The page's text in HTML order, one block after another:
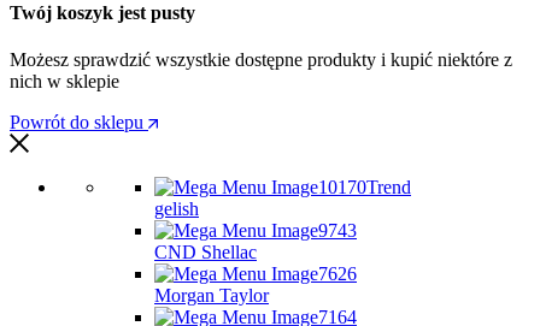
Twój koszyk jest pusty
Możesz sprawdzić wszystkie dostępne produkty i kupić niektóre z
nich w sklepie
Powrót do sklepu
Trend
gelish
CND Shellac
Morgan Taylor